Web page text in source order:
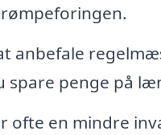
anbefale
penge på
ofte en mindre